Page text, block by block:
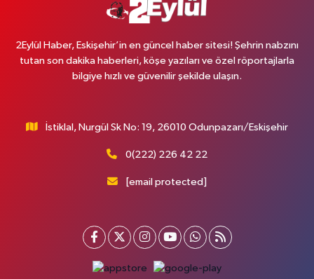
2Eylül Haber, Eskişehir’in en güncel haber sitesi! Şehrin nabzını
tutan son dakika haberleri, köşe yazıları ve özel röportajlarla
bilgiye hızlı ve güvenilir şekilde ulaşın.
İstiklal, Nurgül Sk No: 19, 26010 Odunpazarı/Eskişehir
0(222) 226 42 22
[email protected]